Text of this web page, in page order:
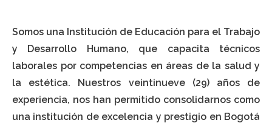
Somos una Institución de Educación para el Trabajo
y Desarrollo Humano, que capacita técnicos
laborales por competencias en áreas de la salud y
la estética. Nuestros veintinueve (29) años de
experiencia, nos han permitido consolidarnos como
una institución de excelencia y prestigio en Bogotá